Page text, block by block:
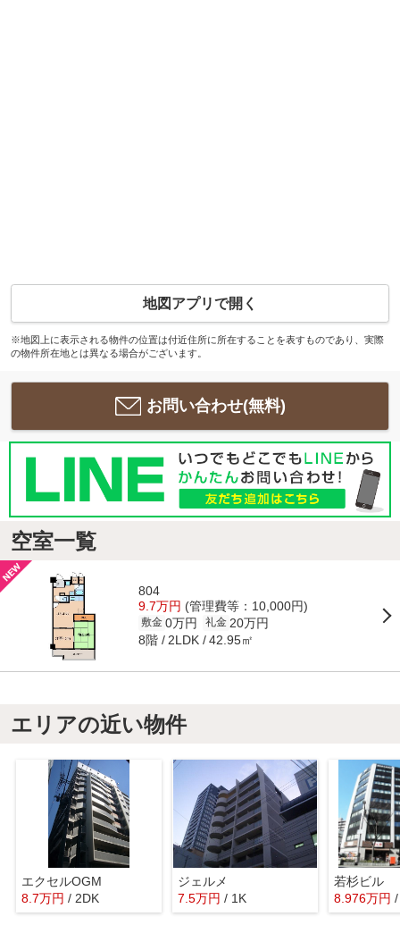
地図アプリで開く
※地図上に表示される物件の位置は付近住所に所在することを表すものであり、実際
の物件所在地とは異なる場合がございます。
お問い合わせ(無料)
空室一覧
804
9.7万円 (管理費等：10,000円)
敷金 0万円 礼金 20万円
8階 2LDK 42.95㎡
エリアの近い物件
エクセルOGM
8.7万円 / 2DK
ジェルメ
7.5万円 / 1K
若杉ビル
8.976万円